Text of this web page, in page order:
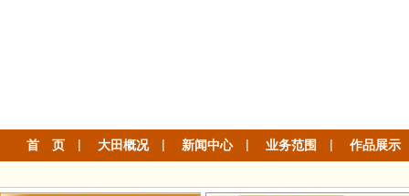
首 页 | 大田概况 | 新闻中心 | 业务范围 | 作品展示